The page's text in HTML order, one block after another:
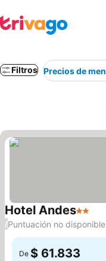
Filtros Precios de
Hotel Andes2
/Puntuación no disponible
De $ 61.833